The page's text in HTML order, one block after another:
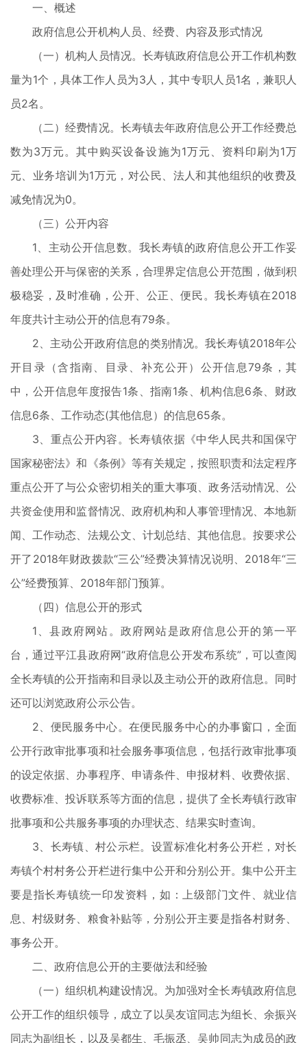
一、概述
政府信息公开机构人员、经费、内容及形式情况
（一）机构人员情况。长寿镇政府信息公开工作机构数
量为1个，具体工作人员为3人，其中专职人员1名，兼职人
员2名。
（二）经费情况。长寿镇去年政府信息公开工作经费总
数为3万元。其中购买设备设施为1万元、资料印刷为1万
元、业务培训为1万元，对公民、法人和其他组织的收费及
减免情况为0。
（三）公开内容
1、主动公开信息数。我长寿镇的政府信息公开工作妥
善处理公开与保密的关系，合理界定信息公开范围，做到积
极稳妥，及时准确，公开、公正、便民。我长寿镇在2018
年度共计主动公开的信息有79条。
2、主动公开政府信息的类别情况。我长寿镇2018年公
开目录（含指南、目录、补充公开）公开信息79条，其
中，公开信息年度报告1条、指南1条、机构信息6条、财政
信息6条、工作动态(其他信息）的信息65条。
3、重点公开内容。长寿镇依据《中华人民共和国保守
国家秘密法》和《条例》等有关规定，按照职责和法定程序
重点公开了与公众密切相关的重大事项、政务活动情况、公
共资金使用和监督情况、政府机构和人事管理情况、本地新
闻、工作动态、法规公文、计划总结、其他信息。按要求公
开了2018年财政拨款“三公”经费决算情况说明、2018年“三
公”经费预算、2018年部门预算。
（四）信息公开的形式
1、县政府网站。政府网站是政府信息公开的第一平
台，通过平江县政府网“政府信息公开发布系统”，可以查阅
全长寿镇的公开指南和目录以及主动公开的政府信息。同时
还可以浏览政府公示公告。
2、便民服务中心。在便民服务中心的办事窗口，全面
公开行政审批事项和社会服务事项信息，包括行政审批事项
的设定依据、办事程序、申请条件、申报材料、收费依据、
收费标准、投诉联系等方面的信息，提供了全长寿镇行政审
批事项和公共服务事项的办理状态、结果实时查询。
3、长寿镇、村公示栏。设置标准化村务公开栏，对长
寿镇个村村务公开栏进行集中公开和分别公开。集中公开主
要是指长寿镇统一印发资料，如：上级部门文件、就业信
息、村级财务、粮食补贴等，分别公开主要是指各村财务、
事务公开。
二、政府信息公开的主要做法和经验
（一）组织机构建设情况。为加强对全长寿镇政府信息
公开工作的组织领导，成立了以吴友谊同志为组长、余振兴
同志为副组长，以及吴都生、毛振丞、吴帅同志为成员的政